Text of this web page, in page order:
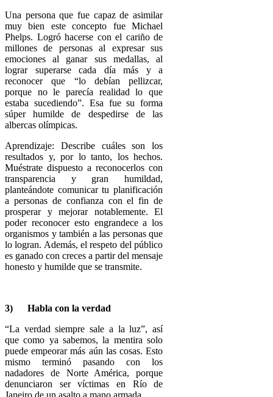
Una persona que fue capaz de asimilar
muy bien este concepto fue Michael
Phelps. Logró hacerse con el cariño de
millones de personas al expresar sus
emociones al ganar sus medallas, al
lograr superarse cada día más y a
reconocer que “lo debían pellizcar,
porque no le parecía realidad lo que
estaba sucediendo”. Esa fue su forma
súper humilde de despedirse de las
albercas olímpicas.
Aprendizaje: Describe cuáles son los
resultados y, por lo tanto, los hechos.
Muéstrate dispuesto a reconocerlos con
transparencia y gran humildad,
planteándote comunicar tu planificación
a personas de confianza con el fin de
prosperar y mejorar notablemente. El
poder reconocer esto engrandece a los
organismos y también a las personas que
lo logran. Además, el respeto del público
es ganado con creces a partir del mensaje
honesto y humilde que se transmite.
3) Habla con la verdad
“La verdad siempre sale a la luz”, así
que como ya sabemos, la mentira solo
puede empeorar más aún las cosas. Esto
mismo terminó pasando con los
nadadores de Norte América, porque
denunciaron ser víctimas en Río de
Janeiro de un asalto a mano armada.